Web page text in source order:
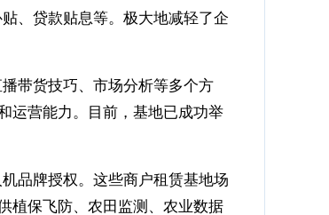
、贷款贴息等。极大地减轻了企
带货技巧、市场分析等多个方
运营能力。目前，基地已成功举
品牌授权。这些商户租赁基地场
植保飞防、农田监测、农业数据